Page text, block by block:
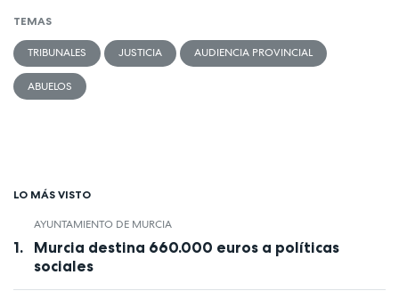
TEMAS
TRIBUNALES JUSTICIA AUDIENCIA PROVINCIAL
ABUELOS
LO MÁS VISTO
AYUNTAMIENTO DE MURCIA
Murcia destina 660.000 euros a políticas
sociales